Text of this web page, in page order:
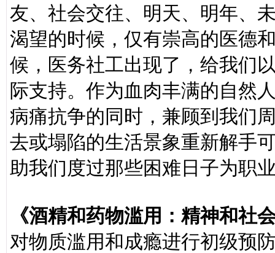
友、社会交往、明天、明年、
渴望的时候，仅有崇高的医德
候，医务社工出现了，给我们
际支持。作为血肉丰满的自然
病痛抗争的同时，兼顾到我们
去或塌陷的生活景象重新解手
助我们度过那些困难日子为职
《酒精和药物滥用：精神和社
对物质滥用和成瘾进行初级预